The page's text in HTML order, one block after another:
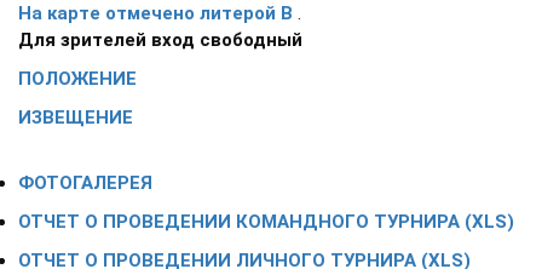
На карте отмечено литерой В .
Для зрителей вход свободный
ПОЛОЖЕНИЕ
ИЗВЕЩЕНИЕ
ФОТОГАЛЕРЕЯ
ОТЧЕТ О ПРОВЕДЕНИИ КОМАНДНОГО ТУРНИРА (XLS)
ОТЧЕТ О ПРОВЕДЕНИИ ЛИЧНОГО ТУРНИРА (XLS)